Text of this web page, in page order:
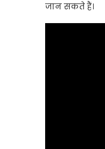
जान सकते हैं।